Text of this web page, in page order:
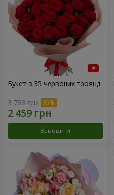
Букет з 35 червоних троянд
3 783 грн
Замовити